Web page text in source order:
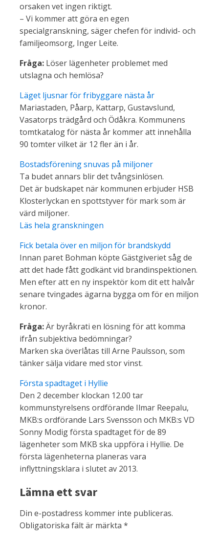
orsaken vet ingen riktigt.
– Vi kommer att göra en egen
specialgranskning, säger chefen för individ- och
familjeomsorg, Inger Leite.
Fråga: Löser lägenheter problemet med
utslagna och hemlösa?
Läget ljusnar för fribyggare nästa år
Mariastaden, Påarp, Kattarp, Gustavslund,
Vasatorps trädgård och Ödåkra. Kommunens
tomtkatalog för nästa år kommer att innehålla
90 tomter vilket är 12 fler än i år.
Bostadsförening snuvas på miljoner
Ta budet annars blir det tvångsinlösen.
Det är budskapet när kommunen erbjuder HSB
Klosterlyckan en spottstyver för mark som är
värd miljoner.
Läs hela granskningen
Fick betala över en miljon för brandskydd
Innan paret Bohman köpte Gästgiveriet såg de
att det hade fått godkänt vid brandinspektionen.
Men efter att en ny inspektör kom dit ett halvår
senare tvingades ägarna bygga om för en miljon
kronor.
Fråga:Är byråkrati en lösning för att komma
ifrån subjektiva bedömningar?
Marken ska överlåtas till Arne Paulsson, som
tänker sälja vidare med stor vinst.
Första spadtaget i Hyllie
Den 2 december klockan 12.00 tar
kommunstyrelsens ordförande Ilmar Reepalu,
MKB:s ordförande Lars Svensson och MKB:s VD
Sonny Modig första spadtaget för de 89
lägenheter som MKB ska uppföra i Hyllie. De
första lägenheterna planeras vara
inflyttningsklara i slutet av 2013.
Lämna ett svar
Din e-postadress kommer inte publiceras.
Obligatoriska fält är märkta *